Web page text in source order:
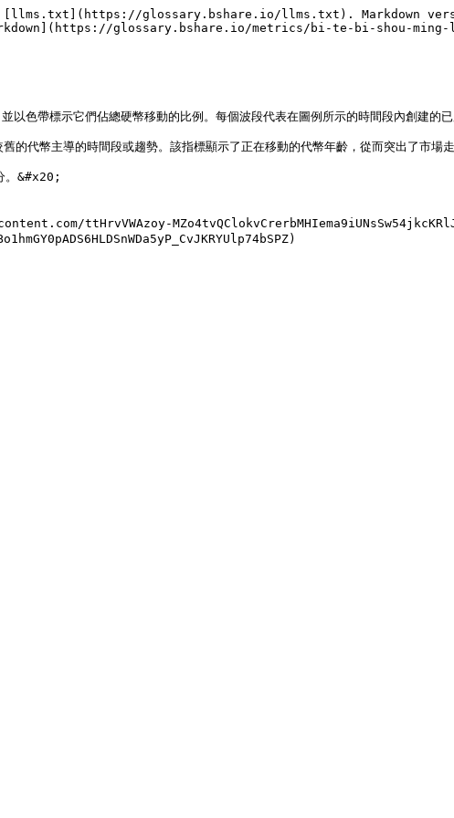
[llms.txt](https://glossary.bshare.io/llms.txt). Markdown
glossary.bshare.io/metrics/bi-te-bi-shou-ming-
色帶標示它們佔總硬幣移動的比例。每個波段代表在圖例所示的時間段內創建的
的代幣主導的時間段或趨勢。該指標顯示了正在移動的代幣年齡，從而突出了市
。&#x20;
ttHrvVWAzoy-